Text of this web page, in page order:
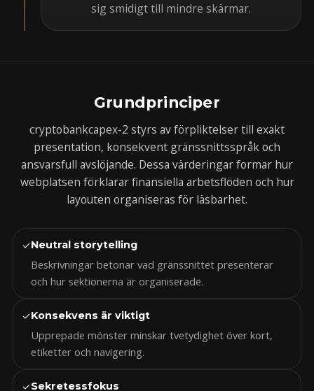
sig smidigt till mindre skärmar.
Grundprinciper
cryptobankcapex-2 styrs av förpliktelser till exakt
presentation, konsekvent gränssnittsspråk och
ansvarsfull avslöjande. Dessa värderingar formar hur
webplatsen förklarar finansiella arbetsflöden och hur
layouten organiseras för läsbarhet.
✓Neutral storytelling
Beskrivningar betonar vad gränssnittet presenterar
och hur sektionerna är organiserade.
✓Konsekvens är viktigt
Upprepade mönster minskar tvetydighet över kort,
etiketter och navigering.
✓Sekretessfokus